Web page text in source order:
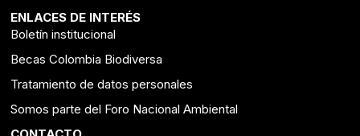
ENLACES DE INTERÉS
Boletín institucional
Becas Colombia Biodiversa
Tratamiento de datos personales
Somos parte del Foro Nacional Ambiental